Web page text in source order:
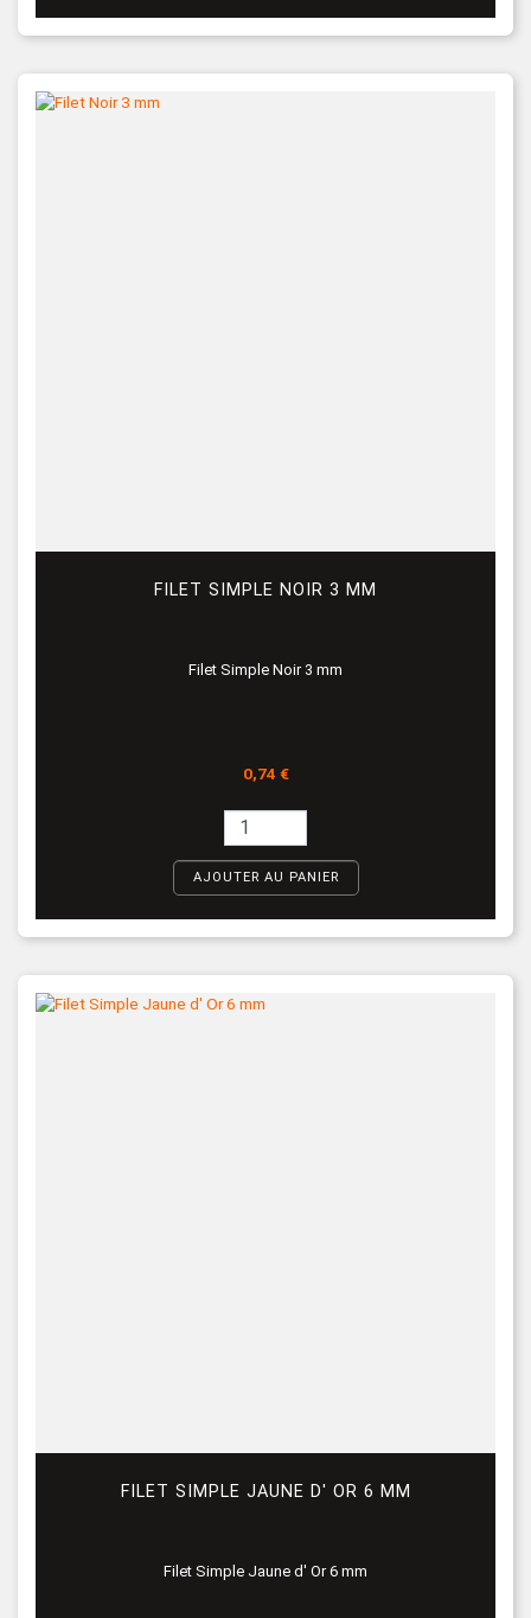
FILET SIMPLE NOIR 3 MM
Filet Simple Noir 3 mm
Prix
0,74 €
AJOUTER AU PANIER
FILET SIMPLE JAUNE D' OR 6 MM
Filet Simple Jaune d' Or 6 mm